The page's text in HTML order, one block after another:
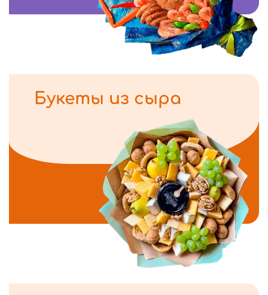
Букеты из сыра